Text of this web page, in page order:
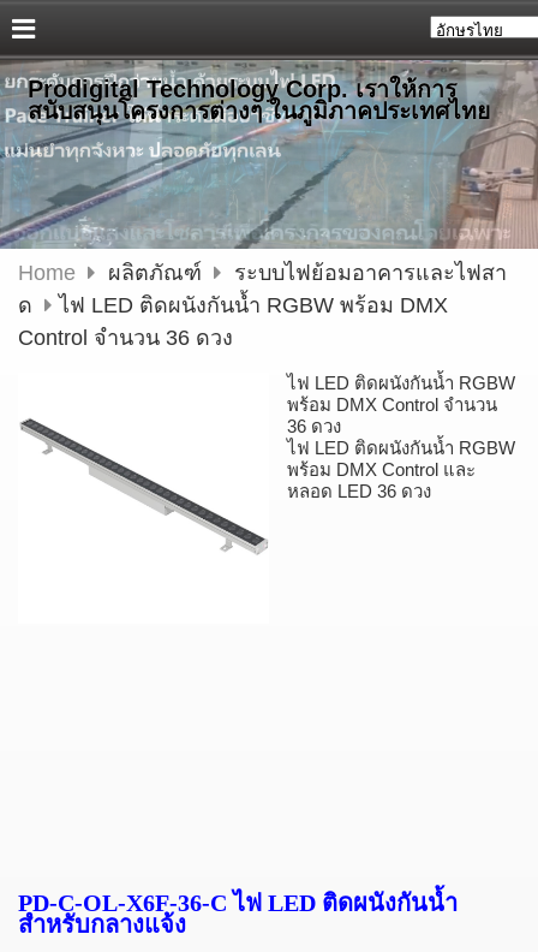
Prodigital Technology Corp. เราให้การ
สนับสนุนโครงการต่างๆ ในภูมิภาคประเทศไทย
Home ผลิตภัณฑ์
ระบบไฟย้อมอาคารและไฟสา
ด
ไฟ LED ติดผนังกันน้ำ RGBW พร้อม DMX
Control จำนวน 36 ดวง
ไฟ LED ติดผนังกันน้ำ RGBW
พร้อม DMX Control จำนวน
36 ดวง
ไฟ LED ติดผนังกันน้ำ RGBW
พร้อม DMX Control และ
หลอด LED 36 ดวง
PD-C-OL-X6F-36-Cไฟ LED ติดผนังกันน้ำ
สำหรับกลางแจ้ง